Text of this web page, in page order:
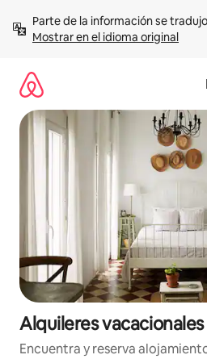
contenidoMostrar en el idioma original
Alquileres vacacionales
Encuentra y reserva